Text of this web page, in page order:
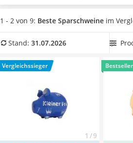
Kondenstrockner
Reiskocher
Heißwasserspender
Tierhaarstaubsauger
Nespresso-Maschine
Messerschärfer
Auswahl des Sparschweins auf die
ob für Sie, Ihr Kind oder als Geschenk
eines kleinen Wunsches reicht das
sollte das Schwein entsprechend
jetzt in unserer Test- bzw.
Überzeugt hat uns hier
das ModellKCG Sparschwein Kleiner
Eigenschaften.
1 - 2 von 9: Beste Sparschweine im
Stand: 31.07.2026
Vergleichssieger
1 / 9
Bestseller